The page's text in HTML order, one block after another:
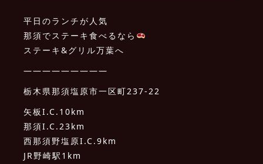
平日のランチが人気
那須でステーキ食べるなら
ステーキ&グリル万葉へ
—————————
栃木県那須塩原市一区町237-22
矢板I.C.10km
那須I.C.23km
西那須野塩原I.C.9km
JR野崎駅1km